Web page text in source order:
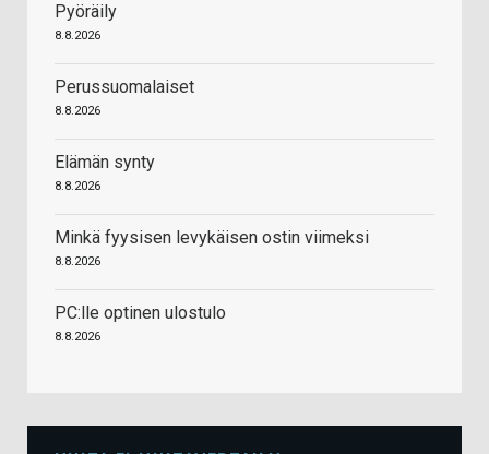
Pyöräily
8.8.2026
Perussuomalaiset
8.8.2026
Elämän synty
8.8.2026
Minkä fyysisen levykäisen ostin viimeksi
8.8.2026
PC:lle optinen ulostulo
8.8.2026